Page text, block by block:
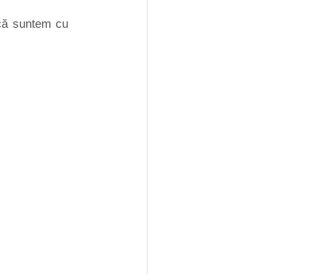
suntem cu